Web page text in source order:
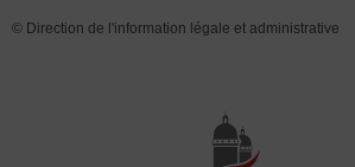
© Direction de l'information légale et administrative